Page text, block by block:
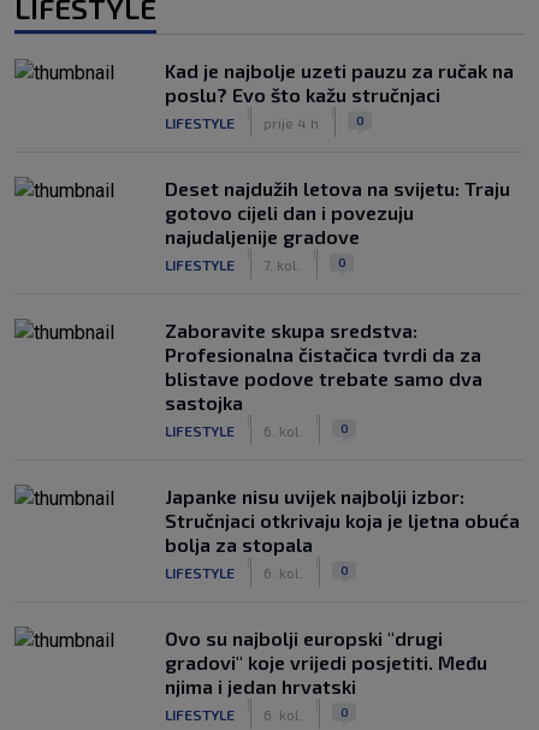
LIFESTYLE
Kad je najbolje uzeti pauzu za ručak na
poslu? Evo što kažu stručnjaci
LIFESTYLE prije 4 h 0
Deset najdužih letova na svijetu: Traju
gotovo cijeli dan i povezuju
najudaljenije gradove
LIFESTYLE 7. kol. 0
Zaboravite skupa sredstva:
Profesionalna čistačica tvrdi da za
blistave podove trebate samo dva
sastojka
LIFESTYLE 6. kol. 0
Japanke nisu uvijek najbolji izbor:
Stručnjaci otkrivaju koja je ljetna obuća
bolja za stopala
LIFESTYLE 6. kol. 0
Ovo su najbolji europski "drugi
gradovi" koje vrijedi posjetiti. Među
njima i jedan hrvatski
LIFESTYLE 6. kol. 0